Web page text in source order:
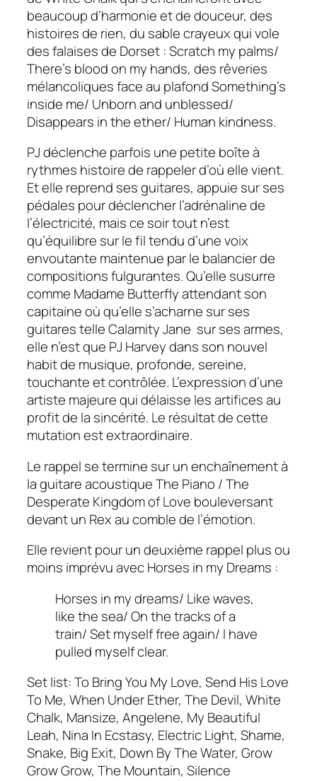
beaucoup d’harmonie et de douceur, des
histoires de rien, du sable crayeux qui vole
des falaises de Dorset :Scratch my palms/
There’s blood on my hands, des rêveries
mélancoliques face au plafondSomething’s
inside me/ Unborn and unblessed/
Disappears in the ether/ Human kindness.
PJ déclenche parfois une petite boîte à
rythmes histoire de rappeler d’où elle vient.
Et elle reprend ses guitares, appuie sur ses
pédales pour déclencher l’adrénaline de
l’électricité, mais ce soir tout n’est
qu’équilibre sur le fil tendu d’une voix
envoutante maintenue par le balancier de
compositions fulgurantes. Qu’elle susurre
comme Madame Butterfly attendant son
capitaine où qu’elle s’acharne sur ses
guitares telle Calamity Jane sur ses armes,
elle n’est que PJ Harvey dans son nouvel
habit de musique, profonde, sereine,
touchante et contrôlée. L’expression d’une
artiste majeure qui délaisse les artifices au
profit de la sincérité. Le résultat de cette
mutation est extraordinaire.
Le rappel se termine sur un enchaînement à
la guitare acoustiqueThe Piano / The
Desperate Kingdom of Love bouleversant
devant un Rex au comble de l’émotion.
Elle revient pour un deuxième rappel plus ou
moins imprévu avec Horses in my Dreams :
Horses in my dreams/ Like waves,
like the sea/ On the tracks of a
train/ Set myself free again/ I have
pulled myself clear.
Set list: To Bring You My Love, Send His Love
To Me, When Under Ether, The Devil, White
Chalk, Mansize, Angelene, My Beautiful
Leah, Nina In Ecstasy, Electric Light, Shame,
Snake, Big Exit, Down By The Water, Grow
Grow Grow, The Mountain, Silence